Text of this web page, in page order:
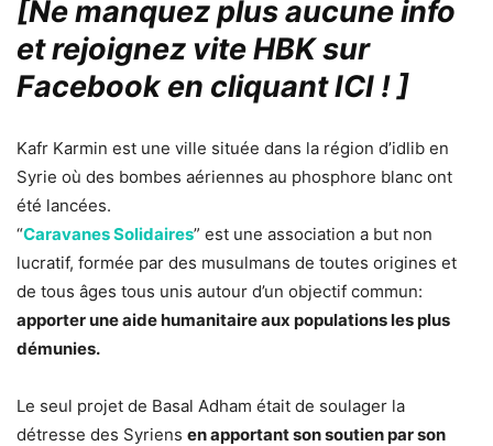
[Ne manquez plus aucune info
et rejoignez vite HBK sur
Facebook en cliquant ICI !]
Kafr Karmin est une ville située dans la région d’idlib en
Syrie où des bombes aériennes au phosphore blanc ont
été lancées.
“Caravanes Solidaires” est une association a but non
lucratif, formée par des musulmans de toutes origines et
de tous âges tous unis autour d’un objectif commun:
apporter une aide humanitaire aux populations les plus
démunies.
Le seul projet de Basal Adham était de soulager la
détresse des Syriens en apportant son soutien par son